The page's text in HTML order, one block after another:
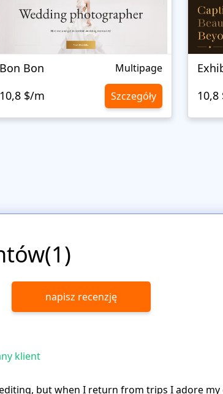
Bon Bon Multipage
10,8 $/m Szczegóły 10,8
napisz recenzję
klient
but when I return from trips I adore